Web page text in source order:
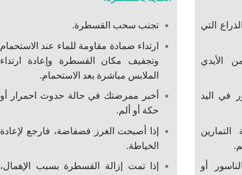
التي
الأيدي
في اليد
أو
تجنب سحب القسطرة.
ارتداء ضمادة مقاومة للماء عند الاستحمام
وتجفيف مكان القسطرة وإعادة ارتداء
الملابس مباشرة بعد الاستحمام.
أخبر ممرضتك في حالة حدوث احمرار أو
حكة أو ألم.
إذا أصبحت الغرز فضفاضة، فارجع لإعادة
الخياطة.
إذا تمت إزالة القسطرة بسبب الإهمال،